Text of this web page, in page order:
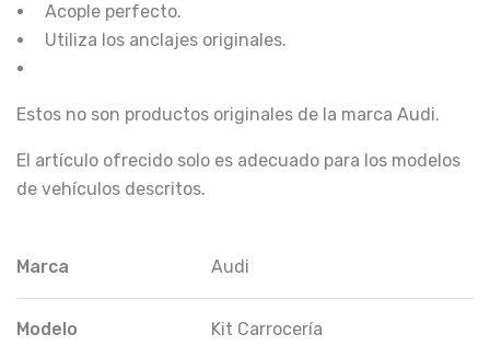
Acople perfecto.
Utiliza los anclajes originales.
Estos no son productos originales de la marca Audi.
El artículo ofrecido solo es adecuado para los modelos
de vehículos descritos.
Marca Audi
Modelo Kit Carrocería